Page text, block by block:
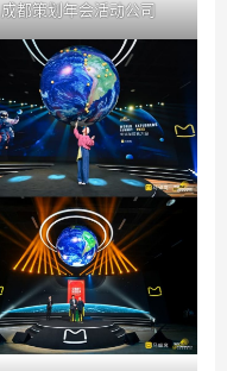
成都策划年会活动公司